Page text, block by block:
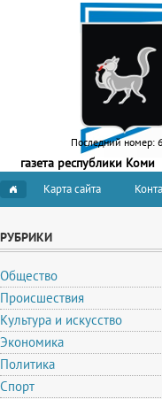
Последний номер:
газета республики Коми
Карта сайта
РУБРИКИ
Общество
Происшествия
Культура и искусство
Экономика
Политика
Спорт